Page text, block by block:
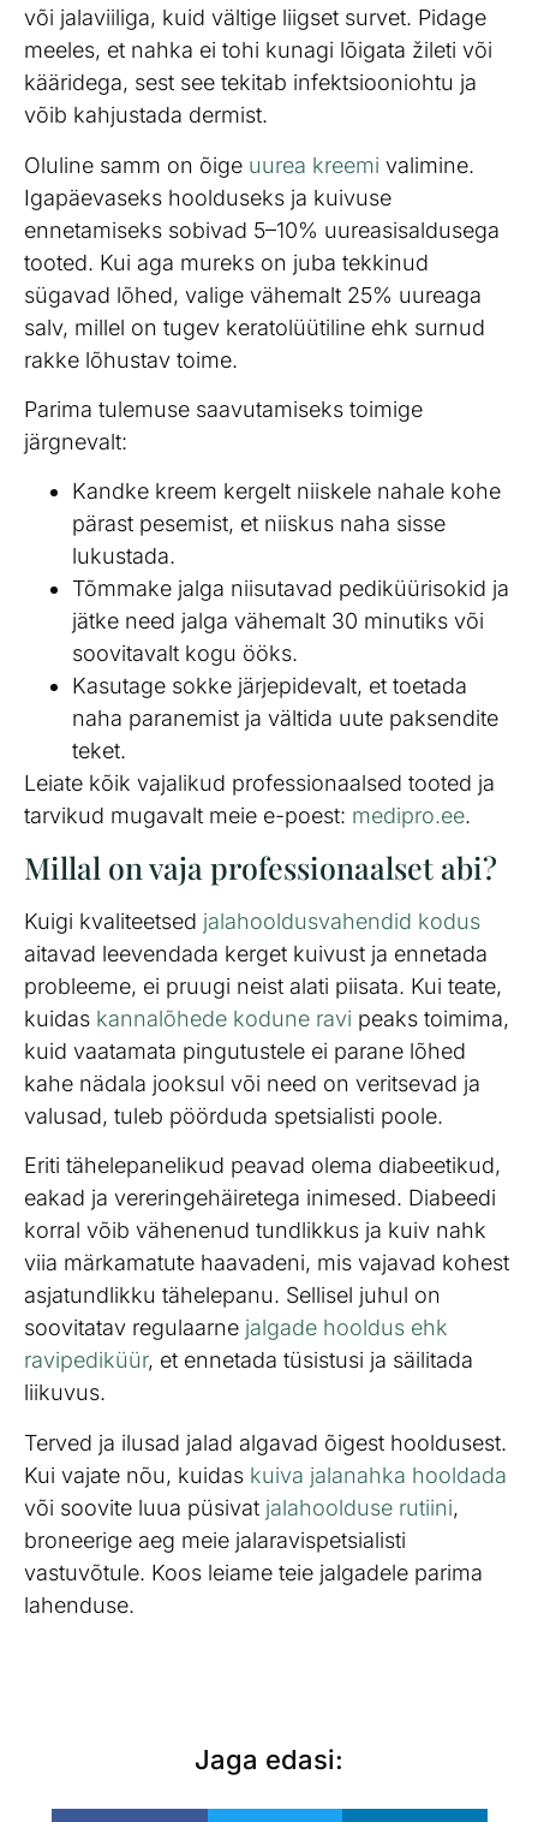
või jalaviiliga, kuid vältige liigset survet. Pidage
meeles, et nahka ei tohi kunagi lõigata žileti või
kääridega, sest see tekitab infektsiooniohtu ja
võib kahjustada dermist.
Oluline samm on õige uurea kreemi valimine.
Igapäevaseks hoolduseks ja kuivuse
ennetamiseks sobivad 5–10% uureasisaldusega
tooted. Kui aga mureks on juba tekkinud
sügavad lõhed, valige vähemalt 25% uureaga
salv, millel on tugev keratolüütiline ehk surnud
rakke lõhustav toime.
Parima tulemuse saavutamiseks toimige
järgnevalt:
Kandke kreem kergelt niiskele nahale kohe
pärast pesemist, et niiskus naha sisse
lukustada.
Tõmmake jalga niisutavad pediküürisokid ja
jätke need jalga vähemalt 30 minutiks või
soovitavalt kogu ööks.
Kasutage sokke järjepidevalt, et toetada
naha paranemist ja vältida uute paksendite
teket.
Leiate kõik vajalikud professionaalsed tooted ja
tarvikud mugavalt meie e-poest: medipro.ee.
Millal on vaja professionaalset abi?
Kuigi kvaliteetsed jalahooldusvahendid kodus
aitavad leevendada kerget kuivust ja ennetada
probleeme, ei pruugi neist alati piisata. Kui teate,
kuidas kannalõhede kodune ravi peaks toimima,
kuid vaatamata pingutustele ei parane lõhed
kahe nädala jooksul või need on veritsevad ja
valusad, tuleb pöörduda spetsialisti poole.
Eriti tähelepanelikud peavad olema diabeetikud,
eakad ja vereringehäiretega inimesed. Diabeedi
korral võib vähenenud tundlikkus ja kuiv nahk
viia märkamatute haavadeni, mis vajavad kohest
asjatundlikku tähelepanu. Sellisel juhul on
soovitatav regulaarne jalgade hooldus ehk
ravipediküür, et ennetada tüsistusi ja säilitada
liikuvus.
Terved ja ilusad jalad algavad õigest hooldusest.
Kui vajate nõu, kuidas kuiva jalanahka hooldada
või soovite luua püsivat jalahoolduse rutiini,
broneerige aeg meie jalaravispetsialisti
vastuvõtule. Koos leiame teie jalgadele parima
lahenduse.
Jaga edasi: